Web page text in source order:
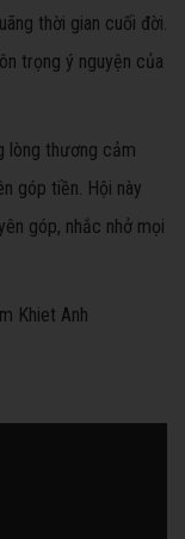
thời gian cuối đời.
trọng ý nguyện của
lòng thương cảm
góp tiền. Hội này
góp, nhắc nhở mọi